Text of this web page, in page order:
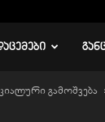
გამოშვება